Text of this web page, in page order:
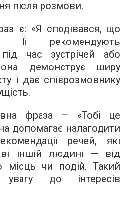
після розмови.
є: «Я сподівався, що
Її рекомендують
час зустрічей або
демонструє щиру
і дає співрозмовнику
фраза — «Тобі це
допомагає налагодити
речей, які
іншій людині — від
місць чи подій. Такий
увагу до інтересів